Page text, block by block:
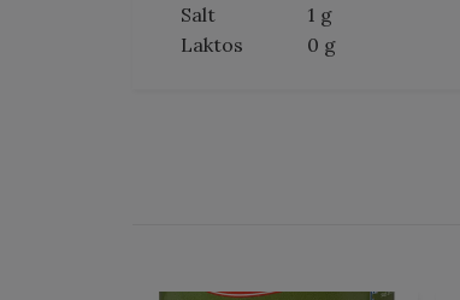
Salt
1 g
Laktos
0 g